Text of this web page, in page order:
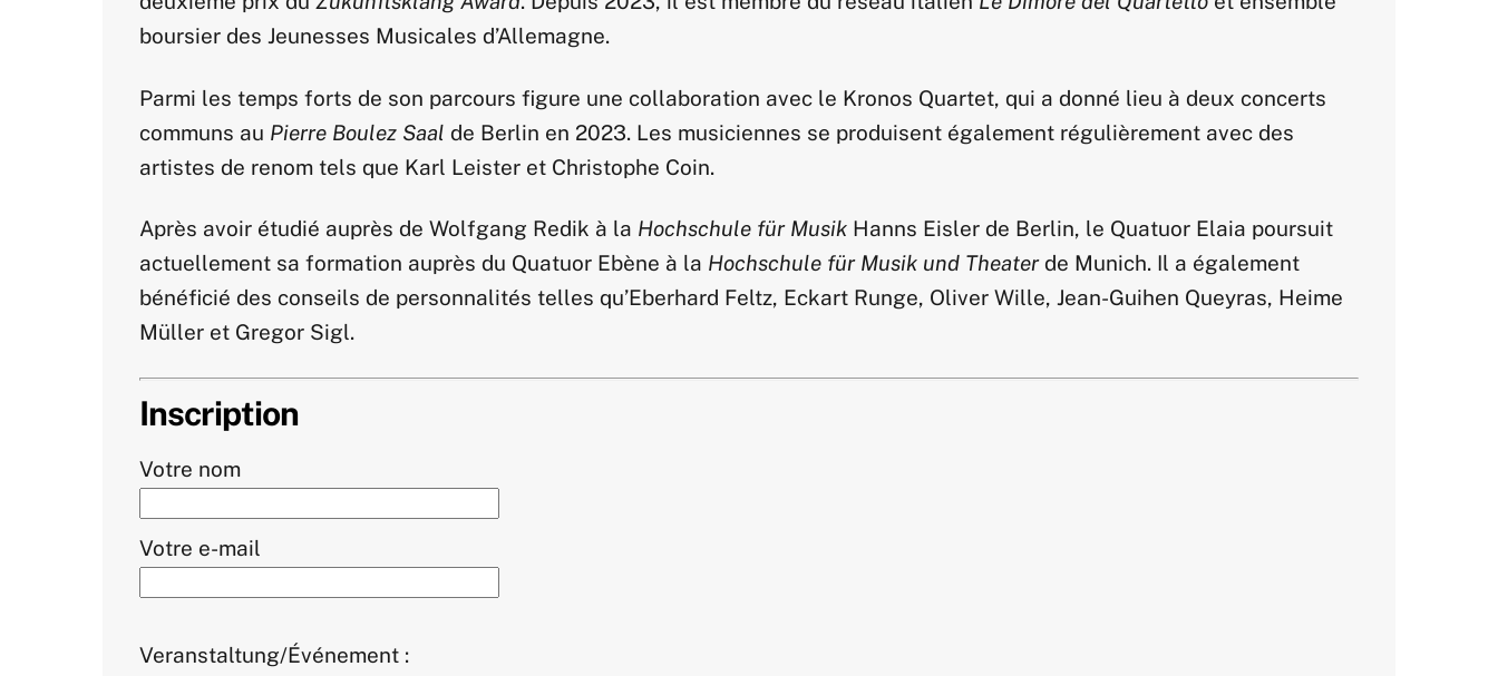
boursier des Jeunesses Musicales d’Allemagne.
Parmi les temps forts de son parcours figure une collaboration avec le Kronos Quartet, qui a donné lieu à deux concerts
communs au Pierre Boulez Saal de Berlin en 2023. Les musiciennes se produisent également régulièrement avec des
artistes de renom tels que Karl Leister et Christophe Coin.
Après avoir étudié auprès de Wolfgang Redik à la Hochschule für Musik Hanns Eisler de Berlin, le Quatuor Elaia poursuit
actuellement sa formation auprès du Quatuor Ebène à la Hochschule für Musik und Theaterde Munich. Il a également
bénéficié des conseils de personnalités telles qu’Eberhard Feltz, Eckart Runge, Oliver Wille, Jean-Guihen Queyras, Heime
Müller et Gregor Sigl.
Inscription
Votre nom
Votre e-mail
Veranstaltung/Événement :